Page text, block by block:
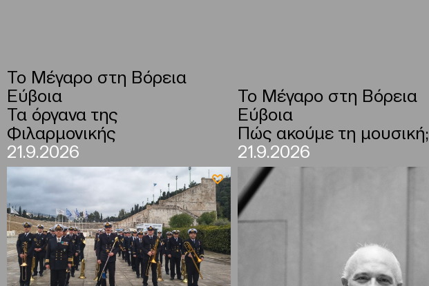
To Μέγαρο στη Βόρεια
Εύβοια
Τα όργανα της
Φιλαρμονικής
21.9.2026
To Μέγαρο στη Βόρεια
Εύβοια
Πώς ακούμε τη μουσική;
21.9.2026